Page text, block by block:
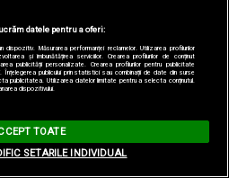
Dezvoltarea intuiției la copii:
Cum să-ți înveți copilul să își
asculte intuiția și să ia decizii
bune
datele pentru a oferi:
Măsurarea performanței reclamelor. Utilizarea profilurilor
și îmbunătățirea serviciilor. Crearea profilurilor de conținut
publicității personalizate. Crearea profilurilor pentru publicitate
Înțelegerea publicului prin statistici sau combinații de date din surse
publicitatea. Utilizarea datelor limitate pentru a selecta conținutul.
dispozitivului.
TOATE
SETARILE INDIVIDUAL